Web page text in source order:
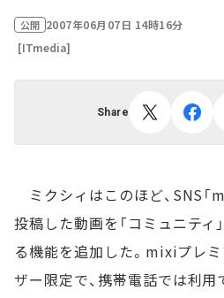
公開 2007年06月07日 14時16分
[ITmedia]
Share
ミクシィはこのほど、SNS「
投稿した動画を「コミュニティ
る機能を追加した。mixiプレミ
ザー限定で、携帯電話では利用